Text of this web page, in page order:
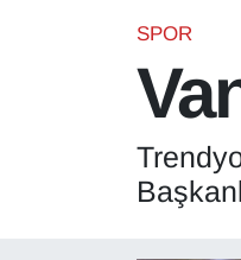
SPOR
Biyografi
Bölge Haberleri
ÇEVRE
Van Trafik
Süper Lig Puan
Tüm Manşetler
Son Dakika